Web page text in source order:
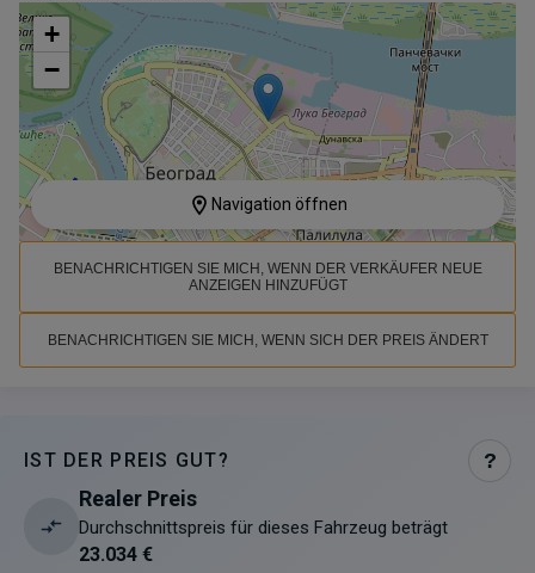
+
−
Navigation öffnen
BENACHRICHTIGEN SIE MICH, WENN DER VERKÄUFER NEUE
ANZEIGEN HINZUFÜGT
BENACHRICHTIGEN SIE MICH, WENN SICH DER PREIS ÄNDERT
IST DER PREIS GUT? ?
Realer Preis
Durchschnittspreis für dieses Fahrzeug beträgt
23.034 €